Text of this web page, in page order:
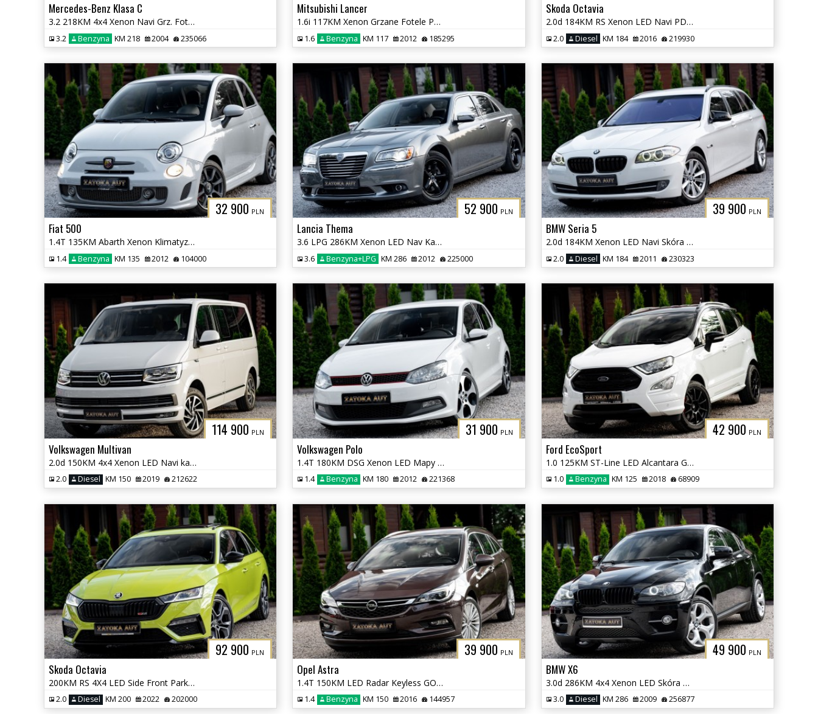
Mercedes-Benz Klasa C
3.2 218KM 4x4 Xenon Navi Grz. Fot Skóra Tempomat Szyberdach
3.2 Benzyna KM 218 2004 235066
Mitsubishi Lancer
1.6i 117KM Xenon Grzane Fotele Parktronic Klimatyzacja Tempomat Serwis
1.6 Benzyna KM 117 2012 185295
Skoda Octavia
2.0d 184KM RS Xenon LED Navi PDC Grzane Fot. Skóra Tempomat
2.0 Diesel KM 184 2016 219930
32 900 PLN
Fiat 500
1.4T 135KM Abarth Xenon Klimatyzacja Bezwypadkowy Sprowadzony
1.4 Benzyna KM 135 2012 104000
52 900 PLN
Lancia Thema
3.6 LPG 286KM Xenon LED Nav Kamera Grz. Went Fot Szyber Alpine ACC
3.6 Benzyna+LPG KM 286 2012 225000
39 900 PLN
BMW Seria 5
2.0d 184KM Xenon LED Navi Skóra Grzane Fot Klima Parktornic Serwis
2.0 Diesel KM 184 2011 230323
114 900 PLN
Volkswagen Multivan
2.0d 150KM 4x4 Xenon LED Navi kamera Grzane Fot. Front Ass. 7 osob
2.0 Diesel KM 150 2019 212622
31 900 PLN
Volkswagen Polo
1.4T 180KM DSG Xenon LED Mapy Navi Tempomat Grz. Fotele
1.4 Benzyna KM 180 2012 221368
42 900 PLN
Ford EcoSport
1.0 125KM ST-Line LED Alcantara Grz. Fot Kier Navi Kamera Tempomat
1.0 Benzyna KM 125 2018 68909
92 900 PLN
Skoda Octavia
200KM RS 4X4 LED Side Front Park Ass. Masaż Alcantara Kamera FULL OPCJ
2.0 Diesel KM 200 2022 202000
39 900 PLN
Opel Astra
1.4T 150KM LED Radar Keyless GO Lane Ass. Nav El. Klapa Serwis
1.4 Benzyna KM 150 2016 144957
49 900 PLN
BMW X6
3.0d 286KM 4x4 Xenon LED Skóra TV Navi Klima Parktornic
3.0 Diesel KM 286 2009 256877